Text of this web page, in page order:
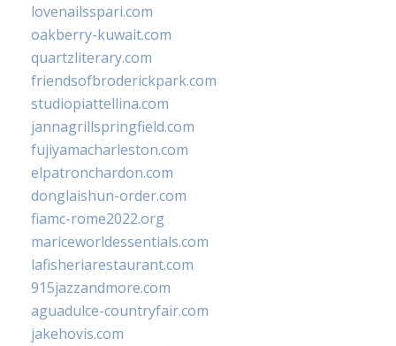
lovenailsspari.com
oakberry-kuwait.com
quartzliterary.com
friendsofbroderickpark.com
studiopiattellina.com
jannagrillspringfield.com
fujiyamacharleston.com
elpatronchardon.com
donglaishun-order.com
fiamc-rome2022.org
mariceworldessentials.com
lafisheriarestaurant.com
915jazzandmore.com
aguadulce-countryfair.com
jakehovis.com